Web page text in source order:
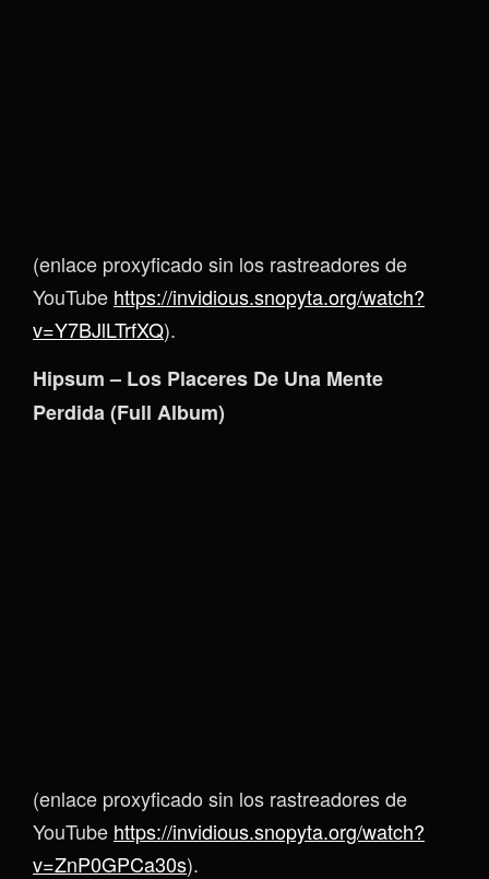
(enlace proxyficado sin los rastreadores de
YouTube https://invidious.snopyta.org/watch?
v=Y7BJlLTrfXQ).
Hipsum – Los Placeres De Una Mente
Perdida (Full Album)
(enlace proxyficado sin los rastreadores de
YouTube https://invidious.snopyta.org/watch?
v=ZnP0GPCa30s).